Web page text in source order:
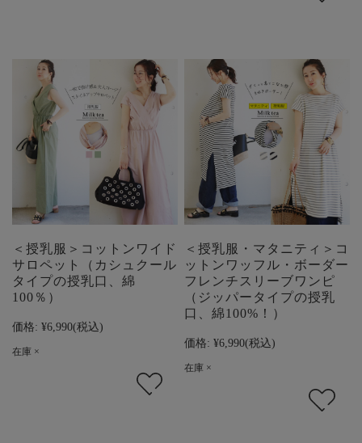
＜授乳服＞コットンワイド
サロペット（カシュクール
タイプの授乳口、綿
100％）
価格: ¥6,990(税込)
在庫 ×
＜授乳服・マタニティ＞コ
ットンワッフル・ボーダー
フレンチスリーブワンピ
（ジッパータイプの授乳
口、綿100%！）
価格: ¥6,990(税込)
在庫 ×